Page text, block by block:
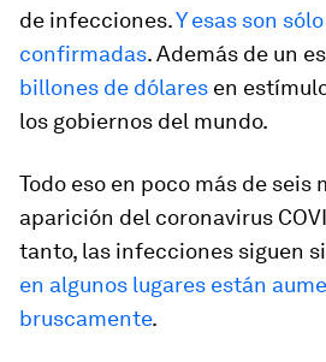
de infecciones.Y esas son
confirmadas. Además de un
billones de dólares en
los gobiernos del mundo.
Todo eso en poco más de seis
aparición del coronavirus
tanto, las infecciones siguen
en algunos lugares están
bruscamente.